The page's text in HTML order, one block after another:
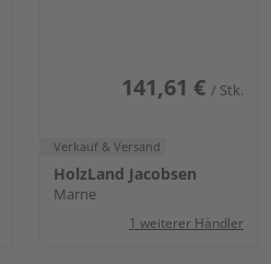
141,61 € / Stk.
Verkauf & Versand
HolzLand Jacobsen
Marne
1 weiterer Händler